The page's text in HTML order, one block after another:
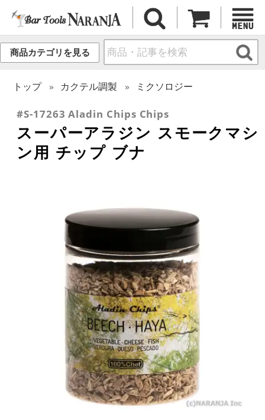
商品カテゴリを見る
トップ カクテル調製 ミクソロジー
#S-17263 Aladin Chips Chips
スーパーアラジン スモークマシ
ン用 チップ ブナ